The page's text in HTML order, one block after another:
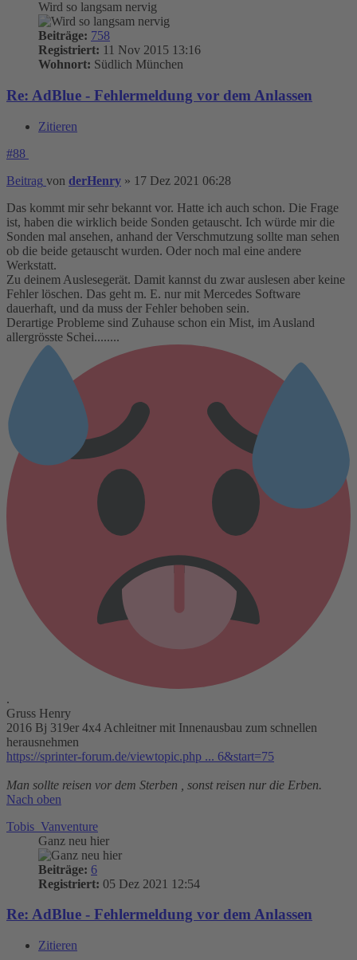
Wird so langsam nervig
Beiträge: 758
Registriert: 11 Nov 2015 13:16
Wohnort: Südlich München
Re: AdBlue - Fehlermeldung vor dem Anlassen
Zitieren
#88
Beitrag von derHenry » 17 Dez 2021 06:28
Das kommt mir sehr bekannt vor. Hatte ich auch schon. Die Frage
ist, haben die wirklich beide Sonden getauscht. Ich würde mir die
Sonden mal ansehen, anhand der Verschmutzung sollte man sehen
ob die beide getauscht wurden. Oder noch mal eine andere
Werkstatt.
Zu deinem Auslesegerät. Damit kannst du zwar auslesen aber keine
Fehler löschen. Das geht m. E. nur mit Mercedes Software
dauerhaft, und da muss der Fehler behoben sein.
Derartige Probleme sind Zuhause schon ein Mist, im Ausland
allergrösste Schei........
.
Gruss Henry
2016 Bj 319er 4x4 Achleitner mit Innenausbau zum schnellen
herausnehmen
https://sprinter-forum.de/viewtopic.php ... 6&start=75
Man sollte reisen vor dem Sterben , sonst reisen nur die Erben.
Nach oben
Tobis_Vanventure
Ganz neu hier
Beiträge: 6
Registriert: 05 Dez 2021 12:54
Re: AdBlue - Fehlermeldung vor dem Anlassen
Zitieren